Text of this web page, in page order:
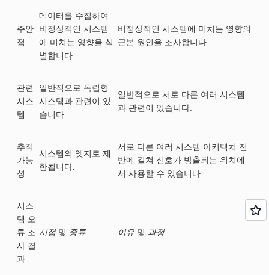
주안
점
데이터를 수집하여
비정상적인 시스템
에 미치는 영향을 식
별합니다.
비정상적인 시스템에 미치는 영향의
근본 원인을 조사합니다.
관련
시스
템
일반적으로 독립형
시스템과 관련이 있
습니다.
일반적으로 서로 다른 여러 시스템
과 관련이 있습니다.
추적
가능
성
시스템의 엣지로 제
한됩니다.
서로 다른 여러 시스템 아키텍처 전
반에 걸쳐 신호가 방출되는 위치에
서 사용할 수 있습니다.
시스
템 오
류 조
사 결
과
시점및 종류 이유 및 과정